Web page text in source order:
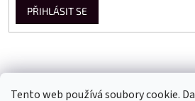
Tento web používá soubory cookie.
PŘIHLÁSIT SE